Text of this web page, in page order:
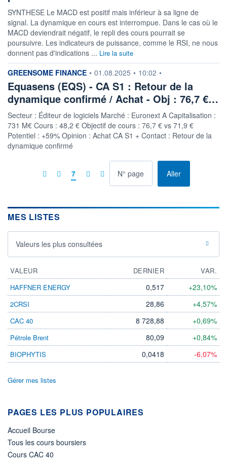
SYNTHESE Le MACD est positif mais inférieur à sa ligne de
signal. La dynamique en cours est interrompue. Dans le cas où le
MACD deviendrait négatif, le repli des cours pourrait se
poursuivre. Les indicateurs de puissance, comme le RSI, ne nous
donnent pas d'indications ... Lire la suite
information fournie par
GREENSOME FINANCE • 01.08.2025 • 10:02 •
Equasens (EQS) - CA S1 : Retour de la
dynamique confirmé / Achat - Obj : 76,7 €…
Secteur : Éditeur de logiciels Marché : Euronext A Capitalisation :
731 M€ Cours : 48,2 € Objectif de cours : 76,7 € vs 71,9 €
Potentiel : +59% Opinion : Achat CA S1 + Contact : Retour de la
dynamique confirmé
7 Allerà la page
MES LISTES
Valeurs les plus consultées
VALEUR DERNIER
VAR.
HAFFNER ENERGY
0,517 +23,10%
2CRSI 28,86 +4,57%
CAC 40 8 728,88 +0,69%
Pétrole Brent 80,09 +0,84%
BIOPHYTIS 0,0418 -6,07%
Gérer mes listes
PAGES LES PLUS POPULAIRES
Accueil Bourse
Tous les cours boursiers
Cours CAC 40